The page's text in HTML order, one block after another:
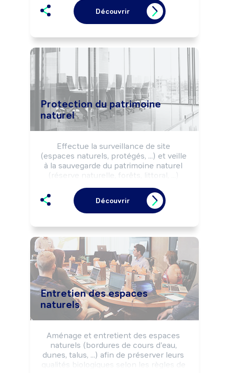
environnementale.
Peut installer des équipements de
préservation du littoral.
Découvrir
Protection du patrimoine
naturel
Effectue la surveillance de site
(espaces naturels, protégés, ...) et veille
à la sauvegarde du patrimoine naturel
(réserve naturelle, forêts, littoral, ...)
réglementation environnementale (loi
de protection du littoral, ...) et les règles
de sécurité.
protection de l'environnement, ou
mettre en place la sécurisation du
public.
Peut coordonner une équipe.
Découvrir
Entretien des espaces
naturels
Aménage et entretient des espaces
naturels (bordures de cours d'eau,
dunes, talus, ...) afin de préserver leurs
qualités biologiques selon les règles de